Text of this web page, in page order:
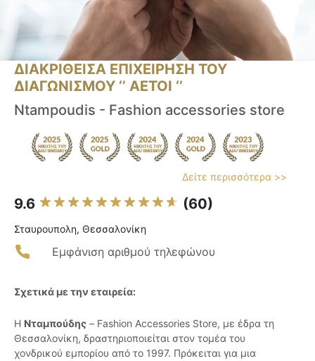
ΔΙΑΚΡΙΘΕΙΣΑ ΕΠΙΧΕΙΡΗΣΗ ΤΟΥ
ΔΙΑΓΩΝΙΣΜΟΥ ‘’ ΑΕΤΟΙ ‘’
Ntampoudis - Fashion accessories store
Δείτε περισσότερα >>
9.6 (60)
Σταυρουπολη, Θεσσαλονίκη
Εμφάνιση αριθμού τηλεφώνου
Σχετικά με την εταιρεία:
Η Νταμπούδης – Fashion Accessories Store, με έδρα τη
Θεσσαλονίκη, δραστηριοποιείται στον τομέα του
χονδρικού εμπορίου από το 1997. Πρόκειται για μια